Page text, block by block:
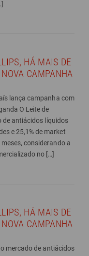
HÁ MAIS DE
CAMPANHA
lança campanha com
O Leite de
de antiácidos líquidos
e 25,1% de market
considerando a
no […]
HÁ MAIS DE
CAMPANHA
mercado de antiácidos